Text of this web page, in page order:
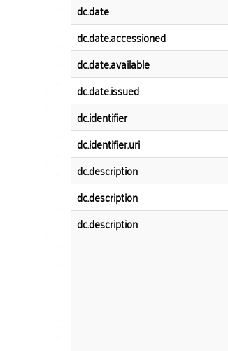
dc.date
dc.date.accessioned
dc.date.available
dc.date.issued
dc.identifier
dc.identifier.uri
dc.description
dc.description
dc.description